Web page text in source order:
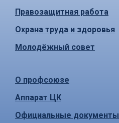
Правозащитная работа
Охрана труда и здоровья
Молодёжный совет
О профсоюзе
Аппарат ЦК
Официальные документы